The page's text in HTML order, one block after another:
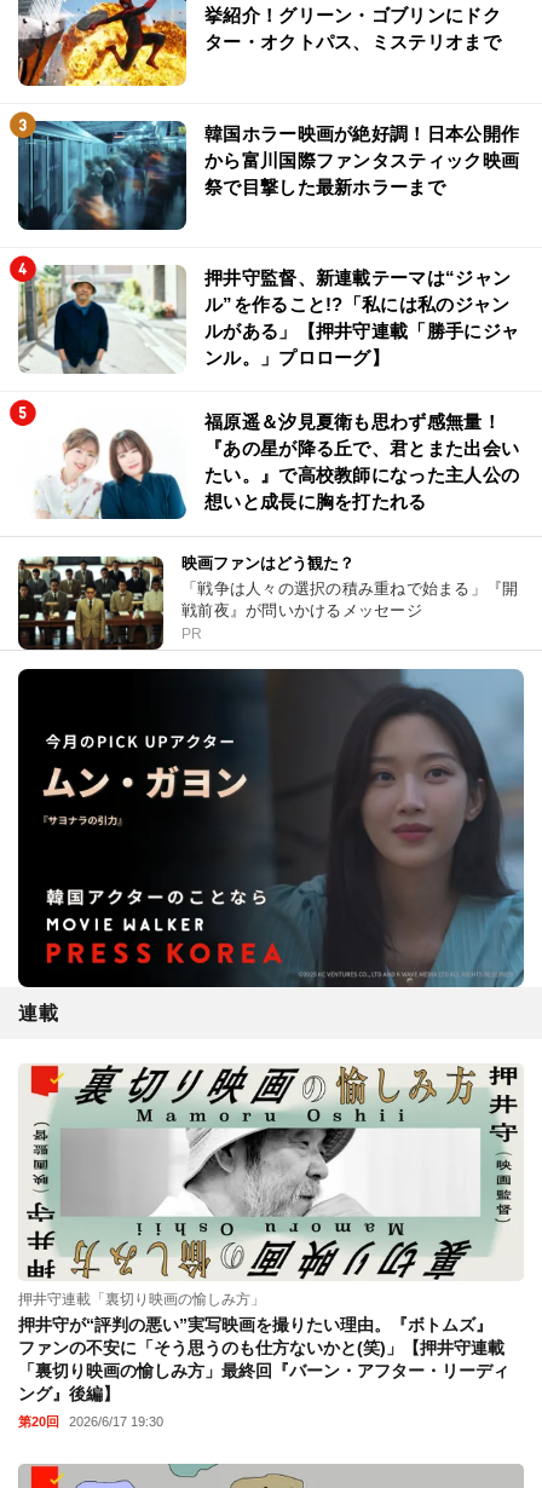
挙紹介！グリーン・ゴブリンにドク
ター・オクトパス、ミステリオまで
韓国ホラー映画が絶好調！日本公開作
から富川国際ファンタスティック映画
祭で目撃した最新ホラーまで
押井守監督、新連載テーマは“ジャン
ル”を作ること!?「私には私のジャン
ルがある」【押井守連載「勝手にジャ
ンル。」プロローグ】
福原遥＆汐見夏衛も思わず感無量！
『あの星が降る丘で、君とまた出会い
たい。』で高校教師になった主人公の
想いと成長に胸を打たれる
映画ファンはどう観た？
「戦争は人々の選択の積み重ねで始まる」『開
戦前夜』が問いかけるメッセージ
PR
連載
押井守連載「裏切り映画の愉しみ方」
押井守が“評判の悪い”実写映画を撮りたい理由。『ボトムズ』
ファンの不安に「そう思うのも仕方ないかと(笑)」【押井守連載
「裏切り映画の愉しみ方」最終回『バーン・アフター・リーディ
ング』後編】
第20回 2026/6/17 19:30